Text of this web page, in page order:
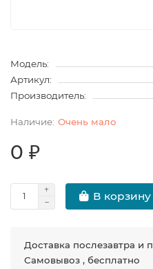
Модель:
Артикул:
Производитель:
Очень мало
0 ₽
В корзину
Доставка послезавтра и
Самовывоз , бесплатно